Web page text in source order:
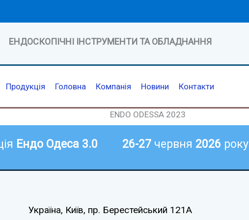
ЕНДОСКОПІЧНІ ІНСТРУМЕНТИ ТА ОБЛАДНАННЯ
Продукція Головна Компанія Новини Контакти
ENDO ODESSA 2023
Ендо Одеса 3.0 26-27 червня 2026 року
Україна, Київ, пр. Берестейський 121А